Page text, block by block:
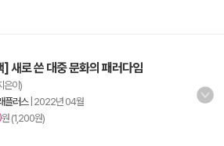
] 새로 쓴 대중 문화의 패러다임
은이)
플러스| 2022년 04월
원 (1,200원)